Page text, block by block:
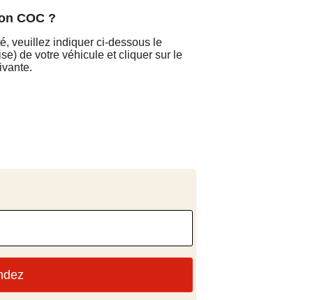
COC ?
veuillez indiquer ci-dessous le
de votre véhicule et cliquer sur le